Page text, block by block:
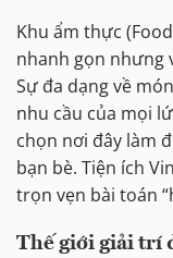
Khu ẩm thực
nhanh gọn nhưng
Sự đa dạng về
nhu cầu của mọi
chọn nơi đây làm
bạn bè. Tiện ích
trọn vẹn bài toán
Thế giới giải trí